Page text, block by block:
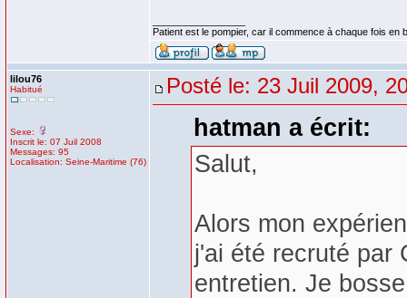
Patient est le pompier, car il commence à chaque fois en
lilou76
Habitué
Sexe:
Inscrit le: 07 Juil 2008
Messages: 95
Localisation: Seine-Maritime (76)
Posté le: 23 Juil 2009,
hatman a écrit:
Salut,
Alors mon
j'ai été recruté par
entretien. Je